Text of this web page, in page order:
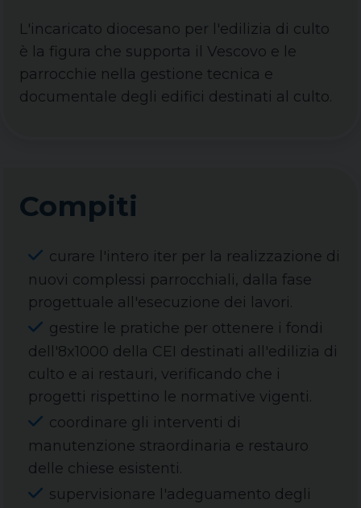
L'incaricato diocesano per l'edilizia di culto
è la figura che supporta il Vescovo e le
parrocchie nella gestione tecnica e
documentale degli edifici destinati al culto.
Compiti
curare l'intero iter per la realizzazione di
nuovi complessi parrocchiali, dalla fase
progettuale all'esecuzione dei lavori.
gestire le pratiche per ottenere i fondi
dell'8x1000 della CEI destinati all'edilizia di
culto e ai restauri, verificando che i
progetti rispettino le normative vigenti.
coordinare gli interventi di
manutenzione straordinaria e restauro
delle chiese esistenti.
supervisionare l'adeguamento degli